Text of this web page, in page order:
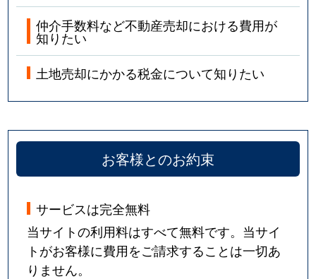
仲介手数料など不動産売却における費用が
知りたい
土地売却にかかる税金について知りたい
お客様とのお約束
サービスは完全無料
当サイトの利用料はすべて無料です。当サイ
トがお客様に費用をご請求することは一切あ
りません。